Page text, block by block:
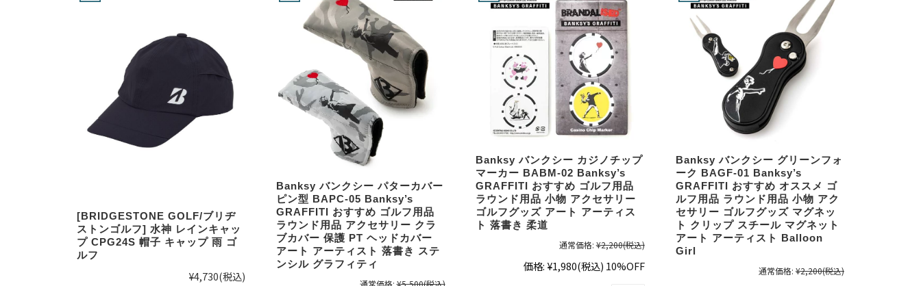
[BRIDGESTONE GOLF/ブリヂ
ストンゴルフ] 水神 レインキャッ
プ CPG24S 帽子 キャップ 雨 ゴ
ルフ
¥4,730(税込)
Banksy バンクシー パターカバー
ピン型 BAPC-05 Banksy’s
GRAFFITI おすすめ ゴルフ用品
ラウンド用品 アクセサリー クラ
ブカバー 保護 PT ヘッドカバー
アート アーティスト 落書き ステ
ンシル グラフィティ
Banksy バンクシー カジノチップ
マーカー BABM-02 Banksy’s
GRAFFITI おすすめ ゴルフ用品
ラウンド用品 小物 アクセサリー
ゴルフグッズ アート アーティス
ト 落書き 柔道
通常価格: ¥2,200(税込)
価格: ¥1,980(税込) 10%OFF
Banksy バンクシー グリーンフォ
ーク BAGF-01 Banksy’s
GRAFFITI おすすめ オススメ ゴ
ルフ用品 ラウンド用品 小物 アク
セサリー ゴルフグッズ マグネッ
ト クリップ スチール マグネット
アート アーティスト Balloon
Girl
通常価格: ¥2,200(税込)